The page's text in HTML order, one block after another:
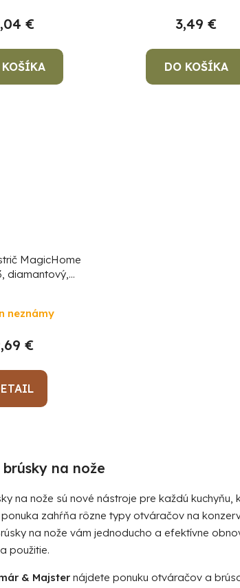
€ 3,49 €
DO KOŠÍKA
MagicHome
diamantový,
neznámy
€
d
a
c
p
na nože
na nože sú nové nástroje pre každú kuchyňu,
zahŕňa rôzne typy otváračov na
na nože vám jednoducho a efektívne
použitie.
& Majster nájdete ponuku otváračov a